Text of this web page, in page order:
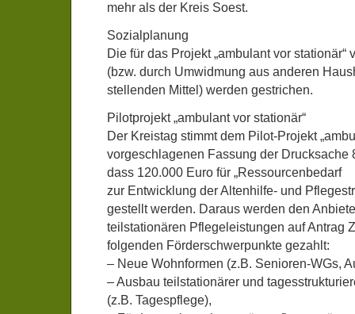
mehr als der Kreis Soest.
Sozialplanung
Die für das Projekt „ambulant vor stationär“
(bzw. durch Umwidmung aus anderen
stellenden Mittel) werden gestrichen.
Pilotprojekt „ambulant vor stationär“
Der Kreistag stimmt dem Pilot-Projekt
vorgeschlagenen Fassung der Drucksache
dass 120.000 Euro für „Ressourcenbedarf
zur Entwicklung der Altenhilfe- und
gestellt werden. Daraus werden den
teilstationären Pflegeleistungen auf Antrag
folgenden Förderschwerpunkte gezahlt:
– Neue Wohnformen (z.B. Senioren-WGs,
– Ausbau teilstationärer und
(z.B. Tagespflege),